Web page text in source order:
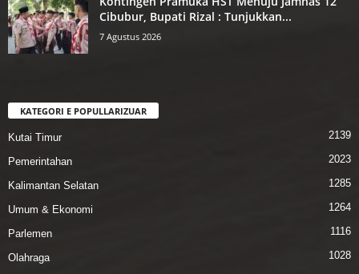
Cibubur, Bupati Rizal : ‎Tunjukkan...
7 Agustus 2026
KATEGORI E POPULLARIZUAR
Kutai Timur 2139
Pemerintahan 2023
Kalimantan Selatan 1285
Umum & Ekonomi 1264
Parlemen 1116
Olahraga
1028